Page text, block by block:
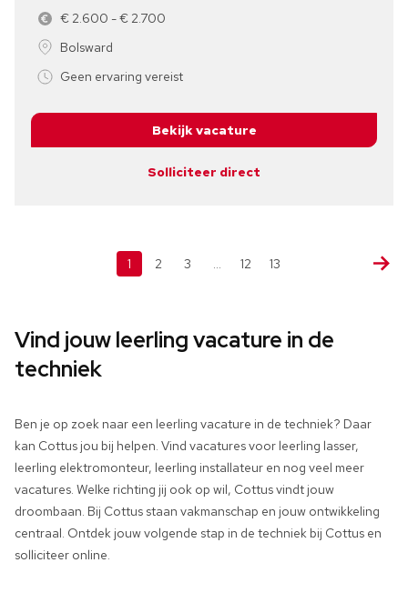
€ 2.600 - € 2.700
Bolsward
Geen ervaring vereist
Solliciteer direct
Bekijk vacature
1 2 3 … 12 13
Vind jouw leerling vacature in de
techniek
Ben je op zoek naar een leerling vacature in de techniek? Daar
kan Cottus jou bij helpen. Vind vacatures voor leerling lasser,
leerling elektromonteur, leerling installateur en nog veel meer
vacatures. Welke richting jij ook op wil, Cottus vindt jouw
droombaan. Bij Cottus staan vakmanschap en jouw ontwikkeling
centraal. Ontdek jouw volgende stap in de techniek bij Cottus en
solliciteer online.